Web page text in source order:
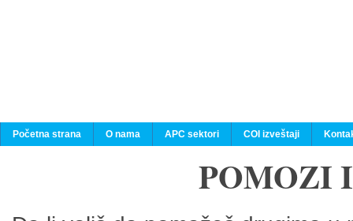
Početna strana O nama APC sektori COI izveštaji
POMOZI